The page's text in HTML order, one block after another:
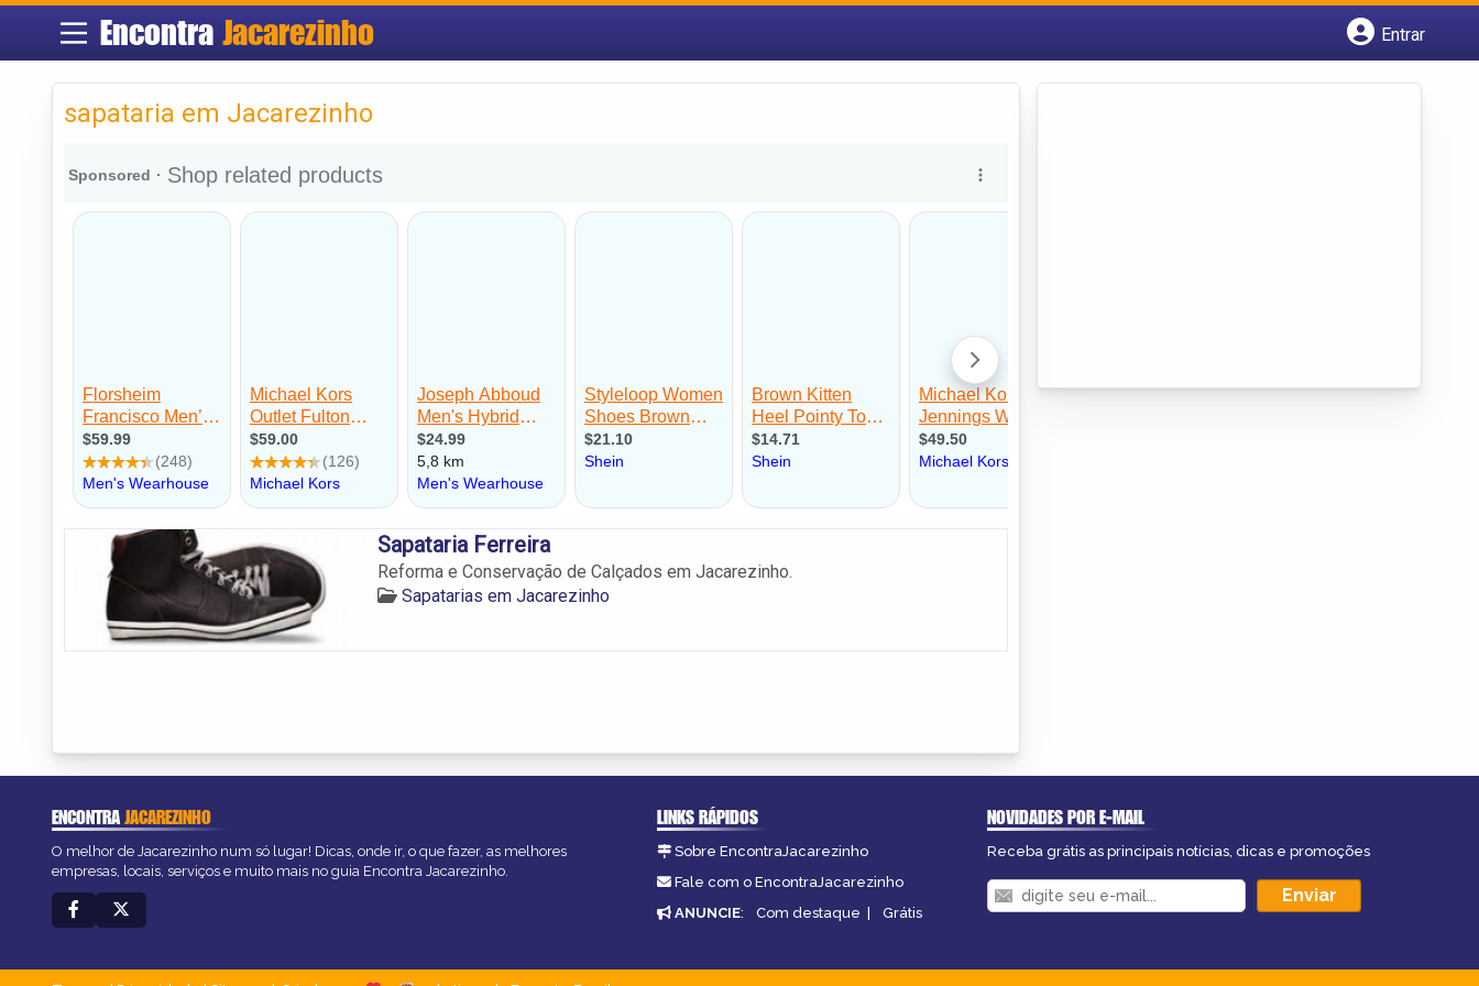
Encontra Jacarezinho
Entrar
sapataria em Jacarezinho
Sapataria Ferreira
Reforma e Conservação de Calçados em Jacarezinho.
Sapatarias em Jacarezinho
ENCONTRAJACAREZINHO
O melhor de Jacarezinho num só lugar! Dicas, onde ir, o que fazer, as melhores
empresas, locais, serviços e muito mais no guia Encontra Jacarezinho.
LINKS RÁPIDOS
Sobre EncontraJacarezinho
Fale com o EncontraJacarezinho
ANUNCIE: Com destaque | Grátis
NOVIDADES POR E-MAIL
Receba grátis as principais notícias, dicas e promoções